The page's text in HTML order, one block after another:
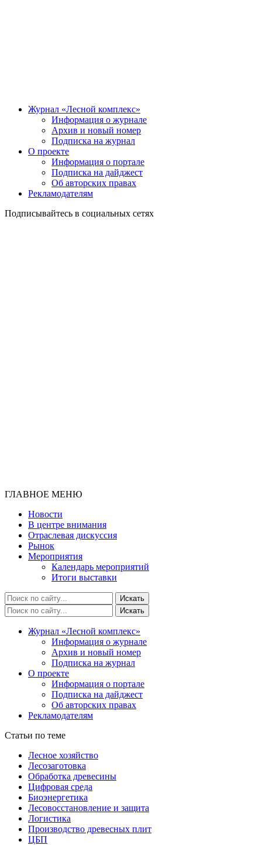
Журнал «Лесной комплекс»
Информация о журнале
Архив и новый номер
Подписка на журнал
О проекте
Информация о портале
Подписка на дайджест
Об авторских правах
Рекламодателям
Подписывайтесь в социальных сетях
ГЛАВНОЕ МЕНЮ
Новости
В центре внимания
Отраслевая дискуссия
Рынок
Мероприятия
Календарь мероприятий
Итоги выставки
Журнал «Лесной комплекс»
Информация о журнале
Архив и новый номер
Подписка на журнал
О проекте
Информация о портале
Подписка на дайджест
Об авторских правах
Рекламодателям
Статьи по теме
Лесное хозяйство
Лесозаготовка
Обработка древесины
Цифровая среда
Биоэнергетика
Лесовосстановление и защита
Логистика
Производство древесных плит
ЦБП